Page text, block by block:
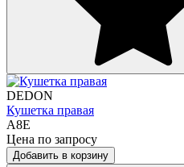
DEDON
Кушетка правая
A8E
Цена по запросу
Добавить в корзину